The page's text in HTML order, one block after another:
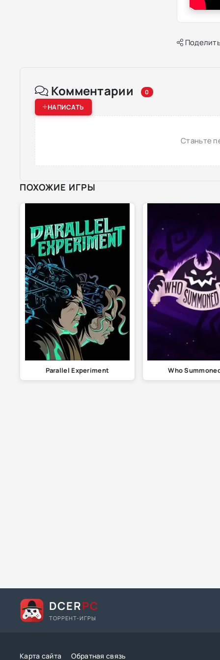
Комментарии 0
НАПИСАТЬ
Станьте
ПОХОЖИЕ ИГРЫ
Parallel Experiment Who
DCERPC
ТОРРЕНТ-ИГРЫ
Карта сайта Обратная связь